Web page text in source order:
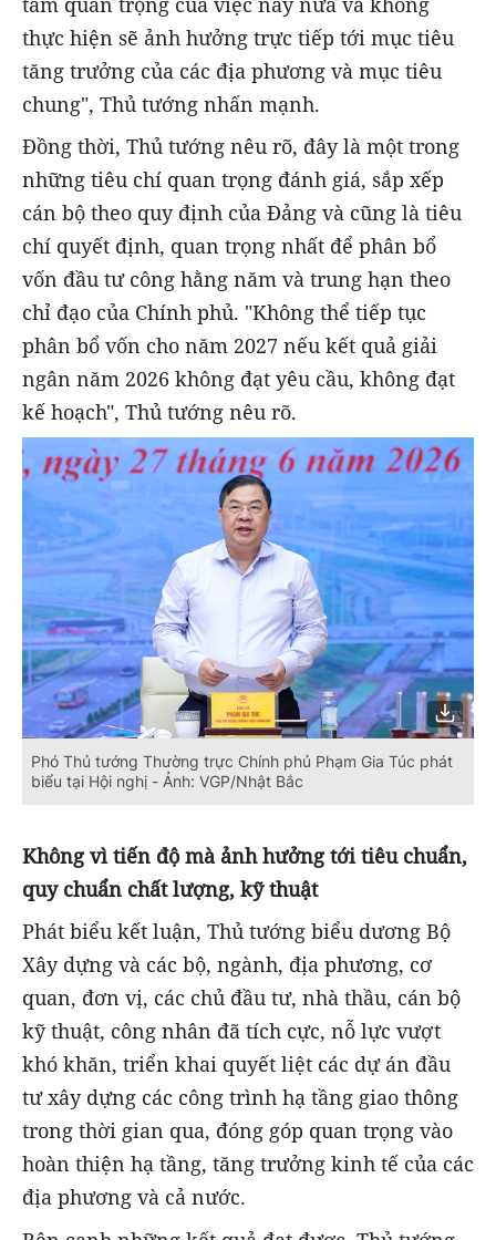
thực hiện sẽ ảnh hưởng trực tiếp tới mục tiêu
tăng trưởng của các địa phương và mục tiêu
chung", Thủ tướng nhấn mạnh.
Đồng thời, Thủ tướng nêu rõ, đây là một trong
những tiêu chí quan trọng đánh giá, sắp xếp
cán bộ theo quy định của Đảng và cũng là tiêu
chí quyết định, quan trọng nhất để phân bổ
vốn đầu tư công hằng năm và trung hạn theo
chỉ đạo của Chính phủ. "Không thể tiếp tục
phân bổ vốn cho năm 2027 nếu kết quả giải
ngân năm 2026 không đạt yêu cầu, không đạt
kế hoạch", Thủ tướng nêu rõ.
Phó Thủ tướng Thường trực Chính phủ Phạm Gia Túc phát
biểu tại Hội nghị - Ảnh: VGP/Nhật Bắc
Không vì tiến độ mà ảnh hưởng tới tiêu chuẩn,
quy chuẩn chất lượng, kỹ thuật
Phát biểu kết luận, Thủ tướng biểu dương Bộ
Xây dựng và các bộ, ngành, địa phương, cơ
quan, đơn vị, các chủ đầu tư, nhà thầu, cán bộ
kỹ thuật, công nhân đã tích cực, nỗ lực vượt
khó khăn, triển khai quyết liệt các dự án đầu
tư xây dựng các công trình hạ tầng giao thông
trong thời gian qua, đóng góp quan trọng vào
hoàn thiện hạ tầng, tăng trưởng kinh tế của các
địa phương và cả nước.